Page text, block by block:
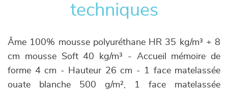
techniques
Âme 100% mousse polyuréthane HR 35 kg/m³ + 8
cm mousse Soft 40 kg/m³ - Accueil mémoire de
forme 4 cm - Hauteur 26 cm - 1 face matelassée
ouate blanche 500 g/m², 1 face matelassée